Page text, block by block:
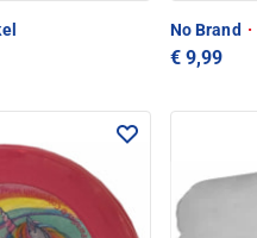
No Brand ·
€ 9,99